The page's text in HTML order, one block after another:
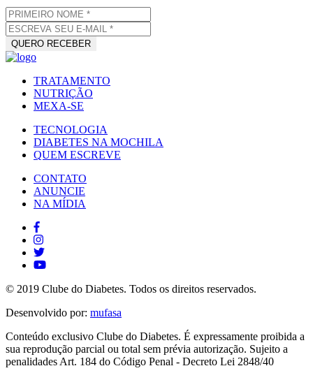
TRATAMENTO
NUTRIÇÃO
MEXA-SE
TECNOLOGIA
DIABETES NA MOCHILA
QUEM ESCREVE
CONTATO
ANUNCIE
NA MÍDIA
© 2019 Clube do Diabetes. Todos os direitos reservados.
Desenvolvido por: mufasa
Conteúdo exclusivo Clube do Diabetes. É expressamente proibida a
sua reprodução parcial ou total sem prévia autorização. Sujeito a
penalidades Art. 184 do Código Penal - Decreto Lei 2848/40